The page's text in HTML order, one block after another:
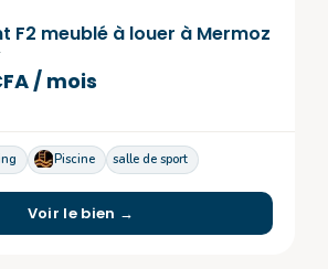
F2 meublé à louer à Mermoz
/ mois
Piscine salle de sport
Voir le bien →